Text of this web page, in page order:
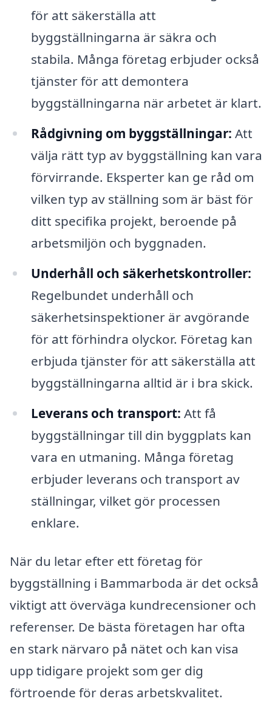
för att säkerställa att
byggställningarna är säkra och
stabila. Många företag erbjuder också
tjänster för att demontera
byggställningarna när arbetet är klart.
Rådgivning om byggställningar: Att
välja rätt typ av byggställning kan vara
förvirrande. Eksperter kan ge råd om
vilken typ av ställning som är bäst för
ditt specifika projekt, beroende på
arbetsmiljön och byggnaden.
Underhåll och säkerhetskontroller:
Regelbundet underhåll och
säkerhetsinspektioner är avgörande
för att förhindra olyckor. Företag kan
erbjuda tjänster för att säkerställa att
byggställningarna alltid är i bra skick.
Leverans och transport: Att få
byggställningar till din byggplats kan
vara en utmaning. Många företag
erbjuder leverans och transport av
ställningar, vilket gör processen
enklare.
När du letar efter ett företag för
byggställning i Bammarboda är det också
viktigt att överväga kundrecensioner och
referenser. De bästa företagen har ofta
en stark närvaro på nätet och kan visa
upp tidigare projekt som ger dig
förtroende för deras arbetskvalitet.